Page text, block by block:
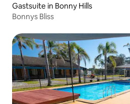
Gastsuite in Bonny Hills
Bonnys Bliss